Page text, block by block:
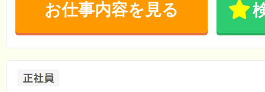
お仕事内容を見る